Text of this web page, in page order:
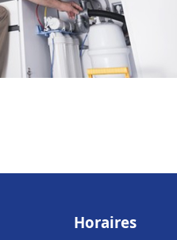
Horaires